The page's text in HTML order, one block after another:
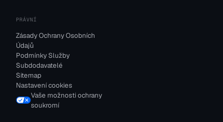
PRÁVNÍ
Zásady Ochrany Osobních
Údajů
Podmínky Služby
Subdodavatelé
Sitemap
Nastavení cookies
Vaše možnosti ochrany
soukromí